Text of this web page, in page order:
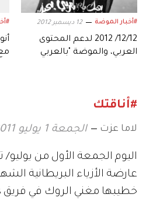
#أخبار الموضة 12 ديسمبر 2012
12/12/ 2012 لدعم المحتوى
العربي، والموضة "بالعربي
#أناقتك
لاما عزت الجمعة 1 يوليو 2011 04:00
عارضة الأزياء البريطانية
خطيبها مغني الروك في فريق The Kills جيمي هينسي.